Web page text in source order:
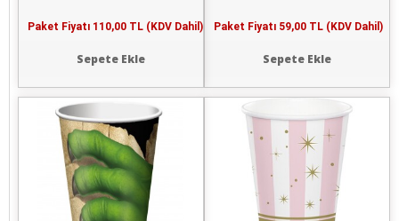
Paket Fiyatı 59,00 TL (KDV Dahil)
Sepete Ekle
Paket Fiyatı 110,00 TL (KDV Dahil)
Sepete Ekle